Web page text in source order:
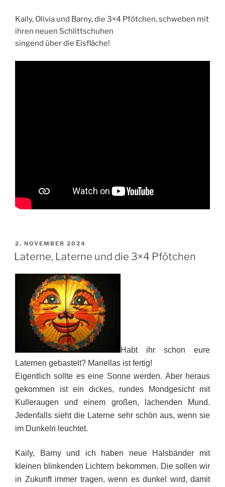
Kaily, Olivia und Barny, die 3×4 Pfötchen, schweben mit
ihren neuen Schlittschuhen
singend über die Eisfläche!
VERÖFFENTLICHT
AM
2. NOVEMBER 2024
Laterne, Laterne und die 3×4 Pfötchen
Habt ihr schon eure
Laternen gebastelt? Mariellas ist fertig!
Eigentlich sollte es eine Sonne werden. Aber heraus
gekommen ist ein dickes, rundes Mondgesicht mit
Kulleraugen und einem großen, lachenden Mund.
Jedenfalls sieht die Laterne sehr schön aus, wenn sie
im Dunkeln leuchtet.
Kaily, Barny und ich haben neue Halsbänder mit
kleinen blinkenden Lichtern bekommen. Die sollen wir
in Zukunft immer tragen, wenn es dunkel wird, damit